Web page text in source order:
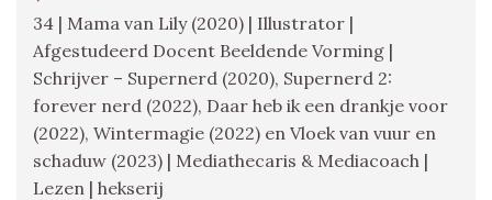
34 | Mama van Lily (2020) | Illustrator |
Afgestudeerd Docent Beeldende Vorming |
Schrijver – Supernerd (2020), Supernerd 2:
forever nerd (2022), Daar heb ik een drankje voor
(2022), Wintermagie (2022) en Vloek van vuur en
schaduw (2023) | Mediathecaris & Mediacoach |
Lezen | hekserij